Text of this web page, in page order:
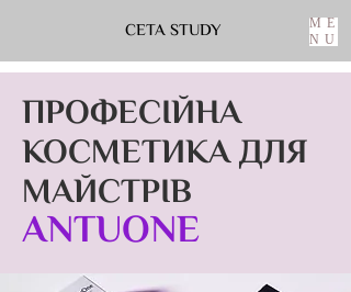
ME
NU
CETA STUDY
ПРОФЕСІЙНА
КОСМЕТИКА ДЛЯ
МАЙСТРІВ
ANTUONE